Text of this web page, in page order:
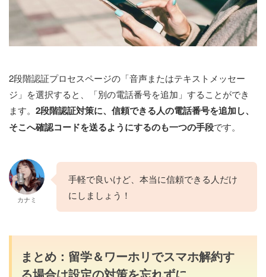
2段階認証プロセスページの「音声またはテキストメッセー
ジ」を選択すると、「別の電話番号を追加」することができ
ます。 2段階認証対策に、信頼できる人の電話番号を追加し、
そこへ確認コードを送るようにするのも一つの手段です。
カナミ
手軽で良いけど、本当に信頼できる人だけ
にしましょう！
まとめ：留学＆ワーホリでスマホ解約す